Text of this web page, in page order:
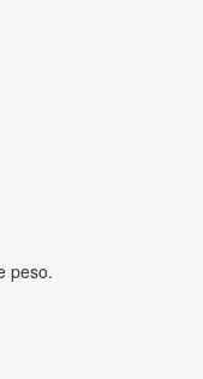
peso.